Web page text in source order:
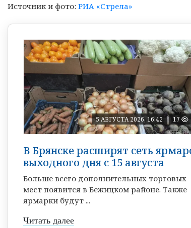
Источник и фото: РИА «Стрела»
5 АВГУСТА 2026, 16:42 17
В Брянске расширят сеть
выходного дня с 15 августа
Больше всего дополнительных торговых
мест появится в Бежицком районе. Также
ярмарки будут ...
Читать далее